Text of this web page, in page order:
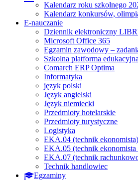
Kalendarz roku szkolnego
Kalendarz konkursów,
E-nauczanie
Dziennik elektroniczny
Microsoft Office 365
Egzamin zawodowy –
Szkolna platforma
Comarch ERP Optima
Informatyka
język polski
Język angielski
Język niemiecki
Przedmioty hotelarskie
Przedmioty turystyczne
Logistyka
EKA.04 (technik ekonomista)
EKA.05 (technik
EKA.07 (technik
Technik handlowiec
Egzaminy